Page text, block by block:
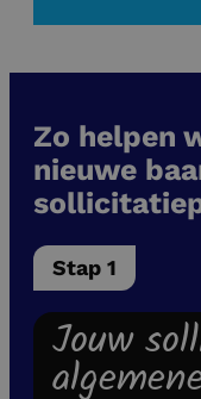
Zo helpen
nieuwe
Stap 1
Jouw